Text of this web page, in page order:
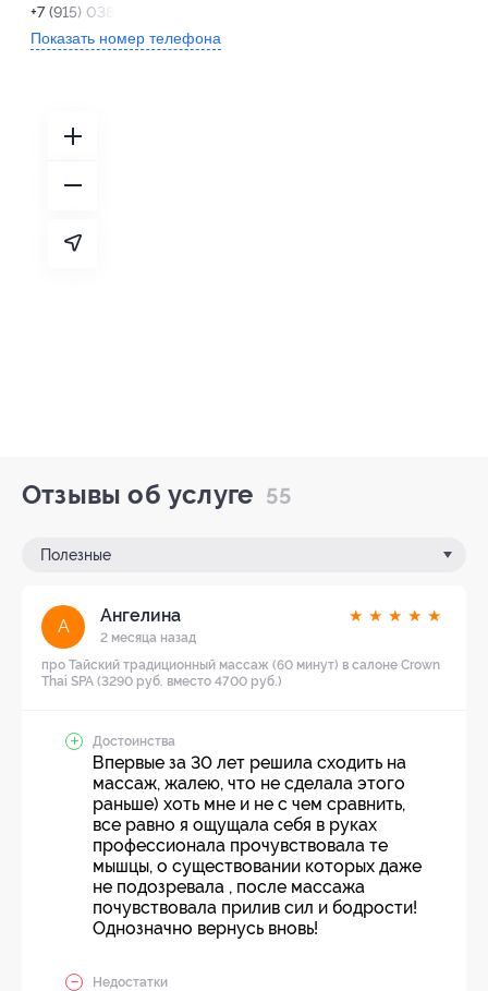
+7 (915) 038-66-88
Показать номер телефона
Отзывы об услуге 55
Полезные
А
Ангелина
2 месяца назад
★ ★ ★ ★ ★
про Тайский традиционный массаж (60 минут) в салоне Crown
Thai SPA (3290 руб. вместо 4700 руб.)
Достоинства
Впервые за 30 лет решила сходить на
массаж, жалею, что не сделала этого
раньше) хоть мне и не с чем сравнить,
все равно я ощущала себя в руках
профессионала прочувствовала те
мышцы, о существовании которых даже
не подозревала , после массажа
почувствовала прилив сил и бодрости!
Однозначно вернусь вновь!
Недостатки